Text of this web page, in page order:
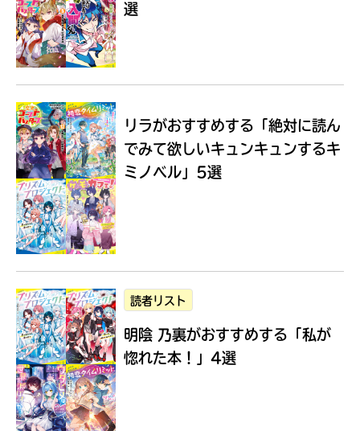
Loading...
選
リラがおすすめする 「絶対に読ん
でみて欲しいキュンキュンするキ
ミノベル」5選
読者リスト
明陰 乃裏がおすすめする 「私が
惚れた本！」4選
に
エ